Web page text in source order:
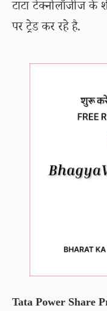
टाटा टेक्नोलॉजीज
पर ट्रेड कर रहे है.
Tata Power Share